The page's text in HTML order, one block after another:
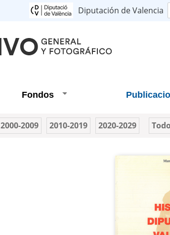
Diputación de Valencia
Fondos
2000-2009 2010-2019 2020-2029